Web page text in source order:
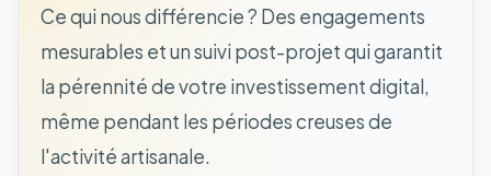
Ce qui nous différencie ? Des engagements
mesurables et un suivi post-projet qui garantit
la pérennité de votre investissement digital,
même pendant les périodes creuses de
l'activité artisanale.